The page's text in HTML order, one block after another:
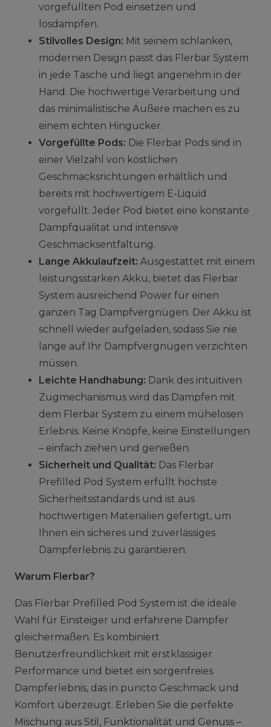
vorgefüllten Pod einsetzen und
losdampfen.
Stilvolles Design: Mit seinem schlanken,
modernen Design passt das Flerbar System
in jede Tasche und liegt angenehm in der
Hand. Die hochwertige Verarbeitung und
das minimalistische Äußere machen es zu
einem echten Hingucker.
Vorgefüllte Pods: Die Flerbar Pods sind in
einer Vielzahl von köstlichen
Geschmacksrichtungen erhältlich und
bereits mit hochwertigem E-Liquid
vorgefüllt. Jeder Pod bietet eine konstante
Dampfqualität und intensive
Geschmacksentfaltung.
Lange Akkulaufzeit: Ausgestattet mit einem
leistungsstarken Akku, bietet das Flerbar
System ausreichend Power für einen
ganzen Tag Dampfvergnügen. Der Akku ist
schnell wieder aufgeladen, sodass Sie nie
lange auf Ihr Dampfvergnügen verzichten
müssen.
Leichte Handhabung: Dank des intuitiven
Zugmechanismus wird das Dampfen mit
dem Flerbar System zu einem mühelosen
Erlebnis. Keine Knöpfe, keine Einstellungen
– einfach ziehen und genießen.
Sicherheit und Qualität: Das Flerbar
Prefilled Pod System erfüllt höchste
Sicherheitsstandards und ist aus
hochwertigen Materialien gefertigt, um
Ihnen ein sicheres und zuverlässiges
Dampferlebnis zu garantieren.
Warum Flerbar?
Das Flerbar Prefilled Pod System ist die ideale
Wahl für Einsteiger und erfahrene Dampfer
gleichermaßen. Es kombiniert
Benutzerfreundlichkeit mit erstklassiger
Performance und bietet ein sorgenfreies
Dampferlebnis, das in puncto Geschmack und
Komfort überzeugt. Erleben Sie die perfekte
Mischung aus Stil, Funktionalität und Genuss –